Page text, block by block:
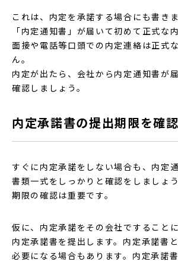
これは、内定を承諾する場合にも書き
「内定通知書」が届いて初めて正式な
面接や電話等口頭での内定連絡は正式
ん。
内定が出たら、会社から内定通知書が
確認しましょう。
内定承諾書の提出期限を確認
すぐに内定承諾をしない場合も、内定
書類一式をしっかりと確認をしましょ
期限の確認は重要です。
仮に、内定承諾をその会社ですること
内定承諾書を提出します。内定承諾書
必要になる場合もあります。内定承諾